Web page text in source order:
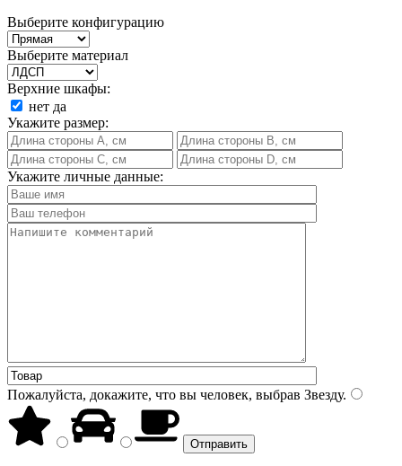
Выберите конфигурацию
Выберите материал
Верхние шкафы:
нет да
Укажите размер:
Укажите личные данные:
Пожалуйста, докажите, что вы человек, выбрав Звезду.